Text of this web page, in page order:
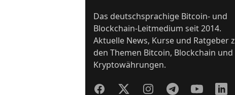
Das deutschsprachige Bitcoin- und
Blockchain-Leitmedium seit 2014.
Aktuelle News, Kurse und Ratgeber
den Themen Bitcoin, Blockchain und
Kryptowährungen.
FacebookTwitterInstagramTelegramYouTube